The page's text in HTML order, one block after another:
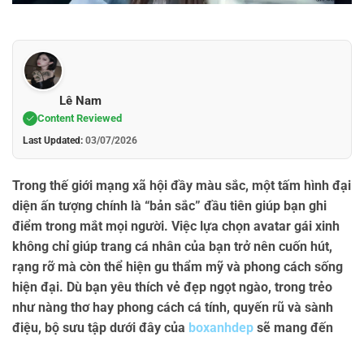
Lê Nam
Content Reviewed
Last Updated: 03/07/2026
Trong thế giới mạng xã hội đầy màu sắc, một tấm hình đại
diện ấn tượng chính là “bản sắc” đầu tiên giúp bạn ghi
điểm trong mắt mọi người. Việc lựa chọn avatar gái xinh
không chỉ giúp trang cá nhân của bạn trở nên cuốn hút,
rạng rỡ mà còn thể hiện gu thẩm mỹ và phong cách sống
hiện đại. Dù bạn yêu thích vẻ đẹp ngọt ngào, trong trẻo
như nàng thơ hay phong cách cá tính, quyến rũ và sành
điệu, bộ sưu tập dưới đây của boxanhdep sẽ mang đến